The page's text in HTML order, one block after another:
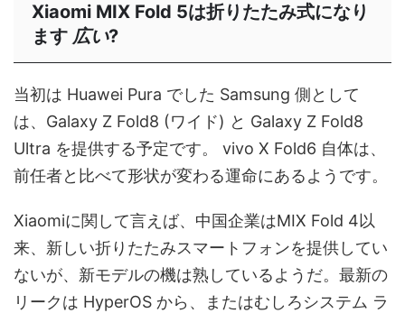
Xiaomi MIX Fold 5は折りたたみ式になり
ます 広い?
当初は Huawei Pura でした Samsung 側として
は、Galaxy Z Fold8 (ワイド) と Galaxy Z Fold8
Ultra を提供する予定です。 vivo X Fold6 自体は、
前任者と比べて形状が変わる運命にあるようです。
Xiaomiに関して言えば、中国企業はMIX Fold 4以
来、新しい折りたたみスマートフォンを提供してい
ないが、新モデルの機は熟しているようだ。最新の
リークは HyperOS から、またはむしろシステム ラ